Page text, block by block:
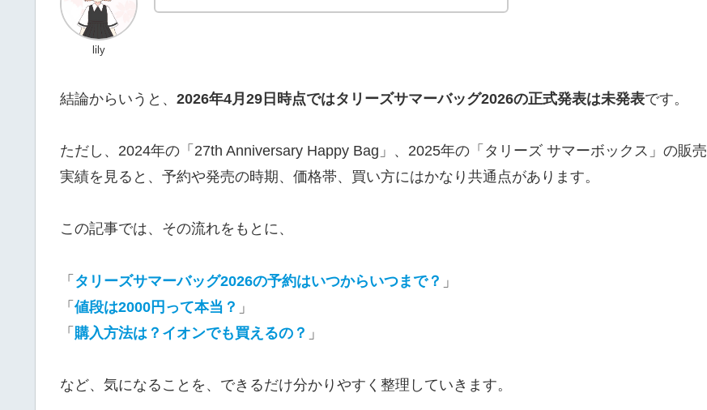
lily
結論からいうと、 2026年4月29日時点ではタリーズサマーバッグ2026の正式発表は未発表です。
ただし、2024年の「27th Anniversary Happy Bag」、2025年の「タリーズ サマーボックス」の販売
実績を見ると、予約や発売の時期、価格帯、買い方にはかなり共通点があります。
この記事では、その流れをもとに、
「 タリーズサマーバッグ2026の予約はいつからいつまで？ 」
「 値段は2000円って本当？ 」
「 購入方法は？イオンでも買えるの？ 」
など、気になることを、できるだけ分かりやすく整理していきます。